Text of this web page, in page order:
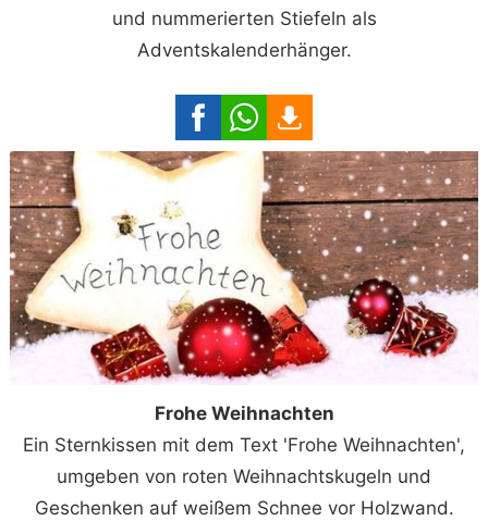
und nummerierten Stiefeln als
Adventskalenderhänger.
Frohe Weihnachten
Ein Sternkissen mit dem Text 'Frohe Weihnachten',
umgeben von roten Weihnachtskugeln und
Geschenken auf weißem Schnee vor Holzwand.